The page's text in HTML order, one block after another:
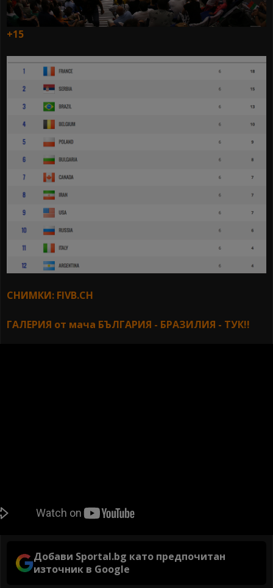
+15
СНИМКИ: FIVB.CH
ГАЛЕРИЯ от мача БЪЛГАРИЯ - БРАЗИЛИЯ - ТУК!!
Добави Sportal.bg като предпочитан
източник в Google